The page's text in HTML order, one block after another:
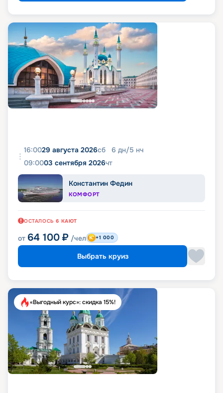
16:0029 августа 2026сб 6 дн/5 нч
09:0003 сентября 2026чт
Константин Федин
КОМФОРТ
ОСТАЛОСЬ 6 КАЮТ
от 64 100 ₽ /чел +1 000
Выбрать круиз
«Выгодный курс»: скидка 15%!